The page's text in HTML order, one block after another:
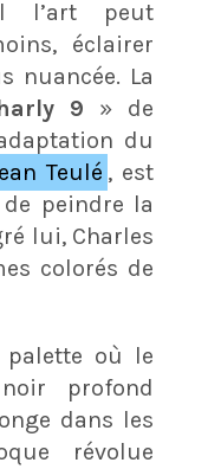
l’art peut
éclairer
nuancée. La
9 » de
du
Teulé , est
peindre la
lui, Charles
colorés de
palette où le
profond
dans les
révolue